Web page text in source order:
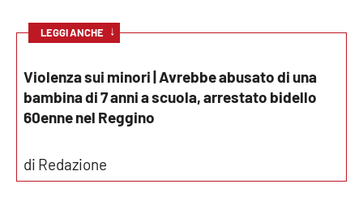
Economia e Lavoro
Politica
Sanità
LEGGI ANCHE ↓
Violenza sui minori | Avrebbe abusato di una
bambina di 7 anni a scuola, arrestato bidello
60enne nel Reggino
di Redazione